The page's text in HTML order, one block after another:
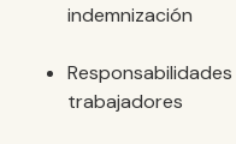
indemnización
trabajadores